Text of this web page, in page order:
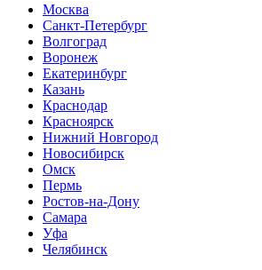
Москва
Санкт-Петербург
Волгоград
Воронеж
Екатеринбург
Казань
Краснодар
Красноярск
Нижний Новгород
Новосибирск
Омск
Пермь
Ростов-на-Дону
Самара
Уфа
Челябинск